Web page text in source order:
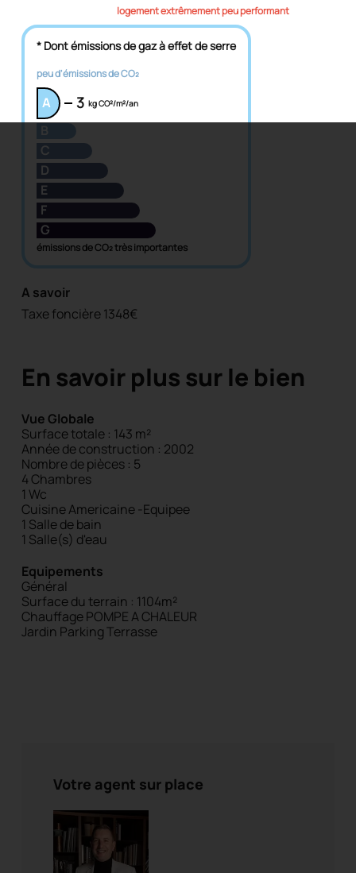
logement extrêmement peu performant
* Dont émissions de gaz à effet de serre
peu d'émissions de CO₂
A 3 kg CO²/m²/an
B
C
D
E
F
G
émissions de CO₂ très importantes
A savoir
Taxe foncière 1348€
En savoir plus sur le bien
Vue Globale
Surface totale : 143 m²
Année de construction : 2002
Nombre de pièces : 5
4 Chambres
1 Wc
Cuisine Americaine -Equipee
1 Salle de bain
1 Salle(s) d'eau
Equipements
Général
Surface du terrain : 1104m²
Chauffage POMPE A CHALEUR
Jardin ParkingTerrasse
Votre agent sur place